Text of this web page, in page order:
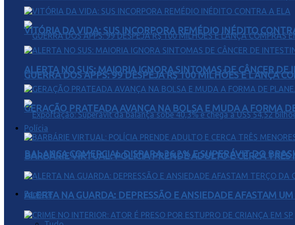
GUERRA DOS APPS: 99 DESPEJA R$ 100 MILHÕES E LANÇA
BALANÇA COMERCIAL DISPARA 36,2% E SUPERÁVIT DO
Esporte
VITÓRIA DA VIDA: SUS INCORPORA REMÉDIO INÉDITO
ALERTA NO SUS: MAIORIA IGNORA SINTOMAS DE CÂNCER DE
GERAÇÃO PRATEADA AVANÇA NA BOLSA E MUDA A FORMA
Polícia
BARBÁRIE VIRTUAL: POLÍCIA PRENDE ADULTO E CERCA TRÊS
ALERTA NA GUARDA: DEPRESSÃO E ANSIEDADE AFASTAM